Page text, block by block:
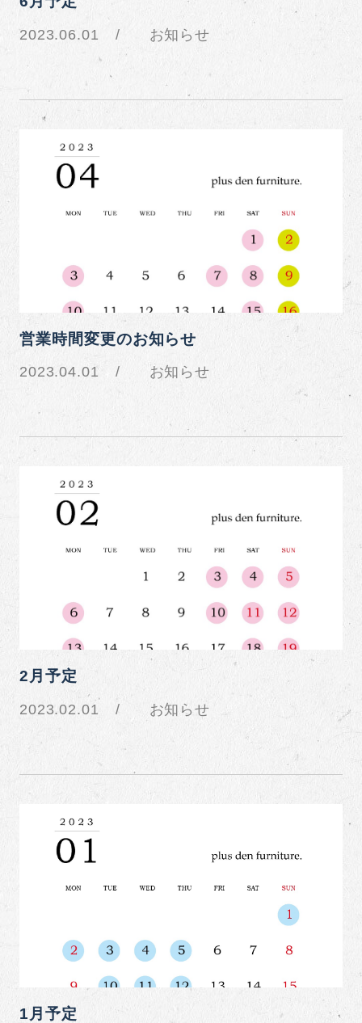
2023.06.01 お知らせ
営業時間変更のお知らせ
2023.04.01 お知らせ
2月予定
2023.02.01 お知らせ
1月予定